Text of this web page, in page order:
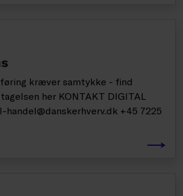
kræver samtykke - find
her KONTAKT DIGITAL
handel@danskerhverv.dk +45 7225